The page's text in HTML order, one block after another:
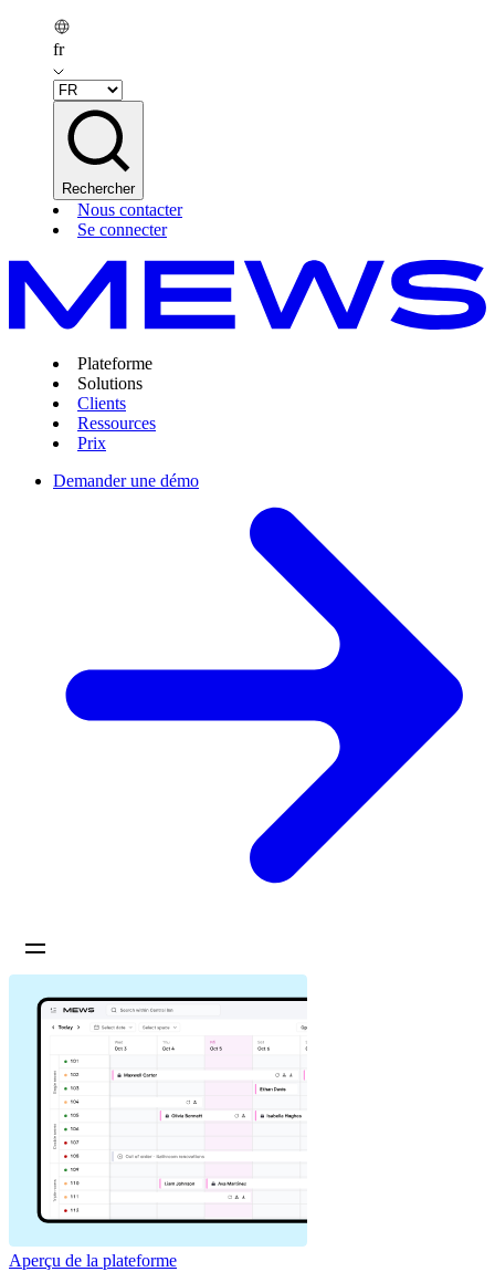
fr
Rechercher
Nous contacter
Se connecter
Plateforme
Solutions
Clients
Ressources
Prix
Demander une démo
Aperçu de la plateforme